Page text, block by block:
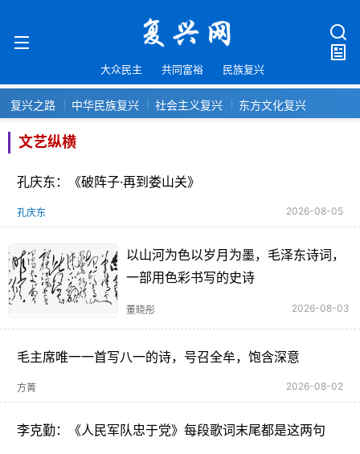
大众民主 共同富裕 民族复兴
复兴之路 中华民族复兴 社会主义复兴 东方文化复兴
文艺纵横
孔庆东：《破阵子·再到娄山关》
孔庆东 2026-08-05
以山河为色以岁月为墨，毛泽东诗词，
一部用色彩书写的史诗
董晓彤 2026-08-03
毛主席唯一一首写八一的诗，号召全牟，饱含深意
方菁 2026-08-02
李克勤：《人民军队忠于党》每段歌词末尾都是这两句